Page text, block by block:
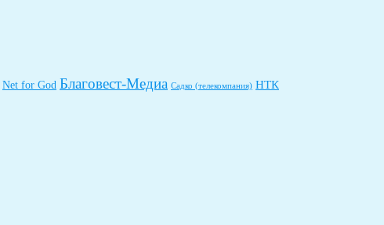
Net for God Благовест-Медиа Садко (телекомпания) НТК